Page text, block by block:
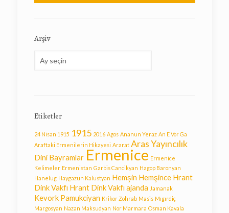
Arşiv
Etiketler
24 Nisan 1915 1915 2016 Agos Ananun Yeraz An E Vor Ga
Araftaki Ermenilerin Hikayesi Ararat Aras Yayıncılık
Dini Bayramlar Ermenice Ermenice
Kelimeler Ermenistan Garbis Cancikyan Hagop Baronyan
Hanelug Haygazun Kalustyan Hemşin Hemşince Hrant
Dink Vakfı Hrant Dink Vakfı ajanda Jamanak
Kevork Pamukciyan Krikor Zohrab Masis Mıgırdiç
Margosyan Nazan Maksudyan Nor Marmara Osman Kavala